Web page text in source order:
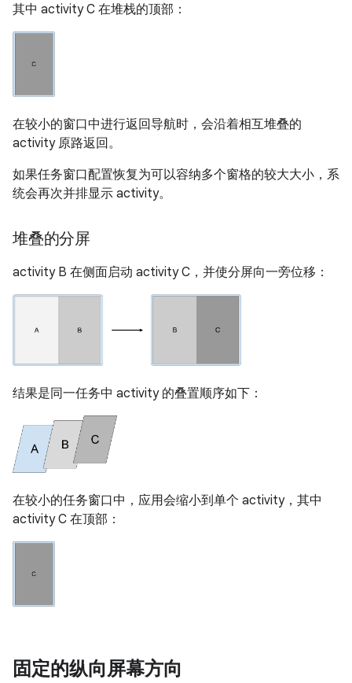
其中 activity C 在堆栈的顶部：
在较小的窗口中进行返回导航时，会沿着相互堆叠的
activity 原路返回。
如果任务窗口配置恢复为可以容纳多个窗格的较大大小，系
统会再次并排显示 activity。
堆叠的分屏
activity B 在侧面启动 activity C，并使分屏向一旁位移：
结果是同一任务中 activity 的叠置顺序如下：
在较小的任务窗口中，应用会缩小到单个 activity，其中
activity C 在顶部：
固定的纵向屏幕方向